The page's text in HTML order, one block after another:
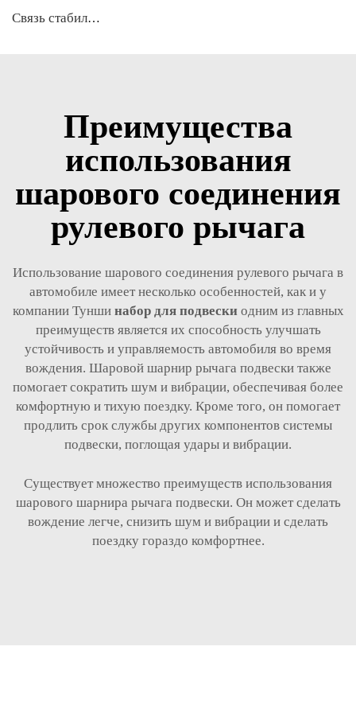
Связь стабилизатора
Преимущества
использования
шарового соединения
рулевого рычага
Использование шарового соединения рулевого рычага в
автомобиле имеет несколько особенностей, как и у
компании Тунши набор для подвески одним из главных
преимуществ является их способность улучшать
устойчивость и управляемость автомобиля во время
вождения. Шаровой шарнир рычага подвески также
помогает сократить шум и вибрации, обеспечивая более
комфортную и тихую поездку. Кроме того, он помогает
продлить срок службы других компонентов системы
подвески, поглощая удары и вибрации.
Существует множество преимуществ использования
шарового шарнира рычага подвески. Он может сделать
вождение легче, снизить шум и вибрации и сделать
поездку гораздо комфортнее.